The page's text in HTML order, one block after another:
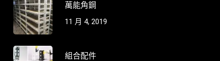
萬能角鋼
11 月 4, 2019
組合配件